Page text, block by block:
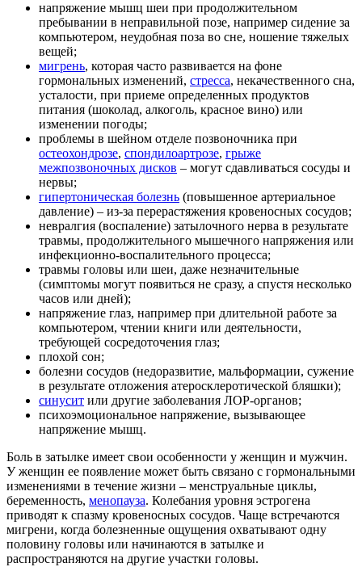
напряжение мышц шеи при продолжительном
пребывании в неправильной позе, например сидение за
компьютером, неудобная поза во сне, ношение тяжелых
вещей;
мигрень, которая часто развивается на фоне
гормональных изменений, стресса, некачественного сна,
усталости, при приеме определенных продуктов
питания (шоколад, алкоголь, красное вино) или
изменении погоды;
проблемы в шейном отделе позвоночника при
остеохондрозе, спондилоартрозе, грыже
межпозвоночных дисков – могут сдавливаться сосуды и
нервы;
гипертоническая болезнь (повышенное артериальное
давление) – из-за перерастяжения кровеносных сосудов;
невралгия (воспаление) затылочного нерва в результате
травмы, продолжительного мышечного напряжения или
инфекционно-воспалительного процесса;
травмы головы или шеи, даже незначительные
(симптомы могут появиться не сразу, а спустя несколько
часов или дней);
напряжение глаз, например при длительной работе за
компьютером, чтении книги или деятельности,
требующей сосредоточения глаз;
плохой сон;
болезни сосудов (недоразвитие, мальформации, сужение
в результате отложения атеросклеротической бляшки);
синусит или другие заболевания ЛОР-органов;
психоэмоциональное напряжение, вызывающее
напряжение мышц.
Боль в затылке имеет свои особенности у женщин и мужчин.
У женщин ее появление может быть связано с гормональными
изменениями в течение жизни – менструальные циклы,
беременность, менопауза. Колебания уровня эстрогена
приводят к спазму кровеносных сосудов. Чаще встречаются
мигрени, когда болезненные ощущения охватывают одну
половину головы или начинаются в затылке и
распространяются на другие участки головы.